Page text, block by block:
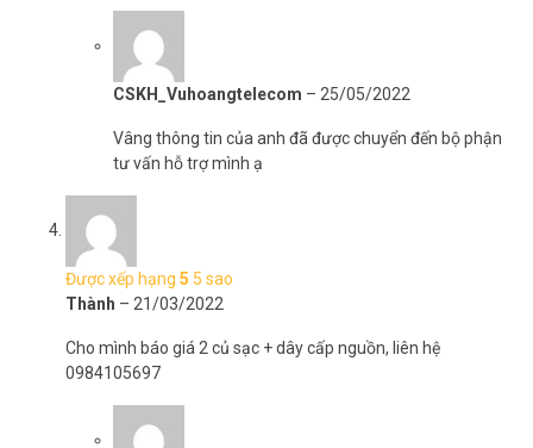
CSKH_Vuhoangtelecom – 25/05/2022
Vâng thông tin của anh đã được chuyển đến bộ phận
tư vấn hỗ trợ mình ạ
Được xếp hạng 5 5 sao
Thành – 21/03/2022
Cho mình báo giá 2 củ sạc + dây cấp nguồn, liên hệ
0984105697